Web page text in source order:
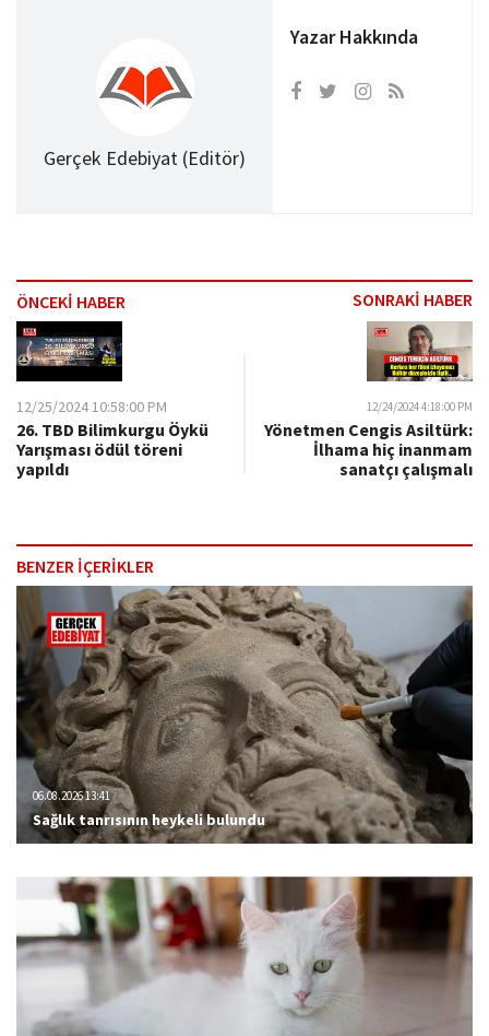
Gerçek Edebiyat (Editör)
Yazar Hakkında
ÖNCEKİ HABER SONRAKİ HABER
12/25/2024 10:58:00 PM
26. TBD Bilimkurgu Öykü
Yarışması ödül töreni
yapıldı
12/24/2024 4:18:00 PM
Yönetmen Cengis Asiltürk:
İlhama hiç inanmam
sanatçı çalışmalı
BENZER İÇERİKLER
06.08.2026 13:41
Sağlık tanrısının heykeli bulundu